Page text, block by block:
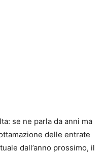
se ne parla da anni ma
delle entrate
dall’anno prossimo, il